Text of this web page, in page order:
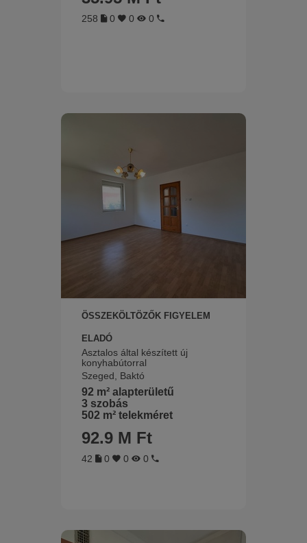
258 0 0 0
ÖSSZEKÖLTÖZŐK FIGYELEM
ELADÓ
Asztalos által készített új
konyhabútorral
Szeged, Baktó
92 m² alapterületű
3 szobás
502 m² telekméret
92.9 M Ft
42 0 0 0